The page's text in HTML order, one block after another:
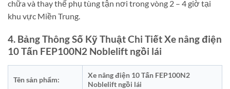
chữa và thay thế phụ tùng tận nơi trong vòng 2 – 4 giờ tại
khu vực Miền Trung.
4. Bảng Thông Số Kỹ Thuật Chi Tiết Xe nâng điện
10 Tấn FEP100N2 Noblelift ngồi lái
Tên sản phẩm:
Xe nâng điện 10 Tấn FEP100N2
Noblelift ngồi lái